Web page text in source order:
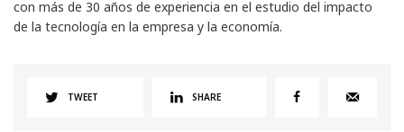
con más de 30 años de experiencia en el estudio del impacto
de la tecnología en la empresa y la economía.
TWEET SHARE